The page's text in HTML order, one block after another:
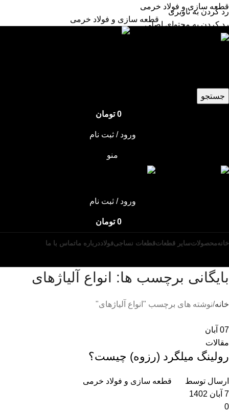
رد کردن به ناوبری
رد کردن به محتوای اصلی
قطعه سازی و فولاد خرمی
قطعه سازی و فولاد خرمی
جستجو
0 تومان
ورود / ثبت نام
منو
ورود / ثبت نام
0 تومان
خانهمحصولاتسایر قطعاتقطعات نساجیفولاددرباره ماتماس با ما
بایگانی برچسب ها: انواع آلیاژهای
خانه نوشته های برچسب "انواع آلیاژهای"
07 آبان
مقالات
رولینگ میلگرد (رزوه) چیست؟
ارسال توسط
قطعه سازی و فولاد خرمی
7 آبان 1402
0